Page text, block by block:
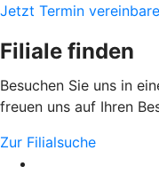
Jetzt Termin
Filiale finden
Besuchen Sie uns in
freuen uns auf Ihren
Zur Filialsuche